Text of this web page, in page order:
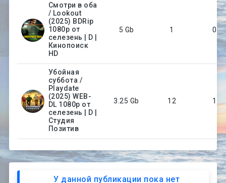
Смотри в оба
/ Lookout
(2025) BDRip
1080p от
селезень | D |
Кинопоиск
HD
5 Gb 1 0
Убойная
суббота /
Playdate
(2025) WEB-
DL 1080p от
селезень | D |
Студия
Позитив
3.25 Gb 12 1
У данной публикации пока нет